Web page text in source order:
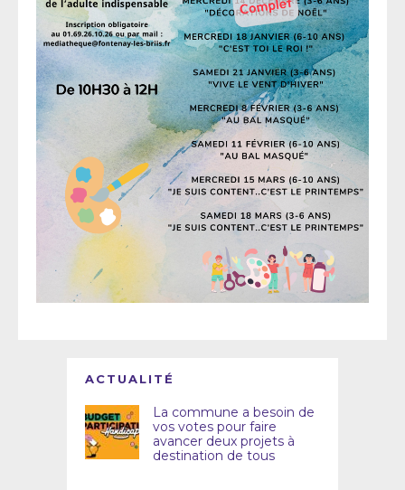
ACTUALITÉ
La commune a besoin de
vos votes pour faire
avancer deux projets à
destination de tous